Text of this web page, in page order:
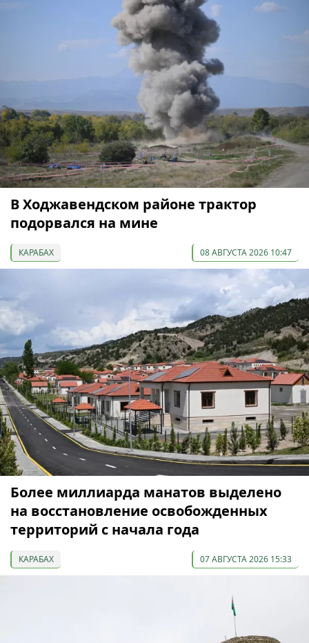
В Ходжавендском районе трактор
подорвался на мине
КАРАБАХ 08 АВГУСТА 2026 10:47
Более миллиарда манатов выделено
на восстановление освобожденных
территорий с начала года
КАРАБАХ 07 АВГУСТА 2026 15:33